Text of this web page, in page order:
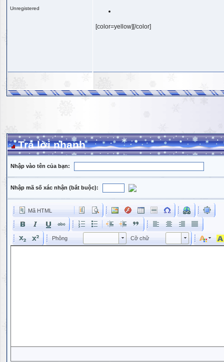
Unregistered
[color=yellow][/color]
Trả lời nhanh
Nhập vào tên của bạn:
Nhập mã số xác nhận (bắt buộc):
Mã HTML
Phông Phông Cỡ chữ Kích cỡ phông